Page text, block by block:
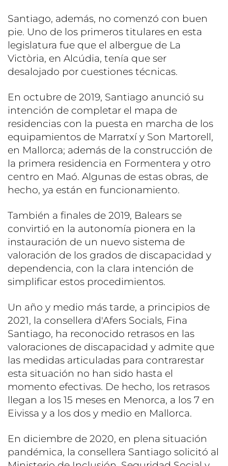
Santiago, además, no comenzó con buen
pie. Uno de los primeros titulares en esta
legislatura fue que el albergue de La
Victòria, en Alcúdia, tenía que ser
desalojado por cuestiones técnicas.
En octubre de 2019, Santiago anunció su
intención de completar el mapa de
residencias con la puesta en marcha de los
equipamientos de Marratxí y Son Martorell,
en Mallorca; además de la construcción de
la primera residencia en Formentera y otro
centro en Maó. Algunas de estas obras, de
hecho, ya están en funcionamiento.
También a finales de 2019, Balears se
convirtió en la autonomía pionera en la
instauración de un nuevo sistema de
valoración de los grados de discapacidad y
dependencia, con la clara intención de
simplificar estos procedimientos.
Un año y medio más tarde, a principios de
2021, la consellera d'Afers Socials, Fina
Santiago, ha reconocido retrasos en las
valoraciones de discapacidad y admite que
las medidas articuladas para contrarestar
esta situación no han sido hasta el
momento efectivas. De hecho, los retrasos
llegan a los 15 meses en Menorca, a los 7 en
Eivissa y a los dos y medio en Mallorca.
En diciembre de 2020, en plena situación
pandémica, la consellera Santiago solicitó al